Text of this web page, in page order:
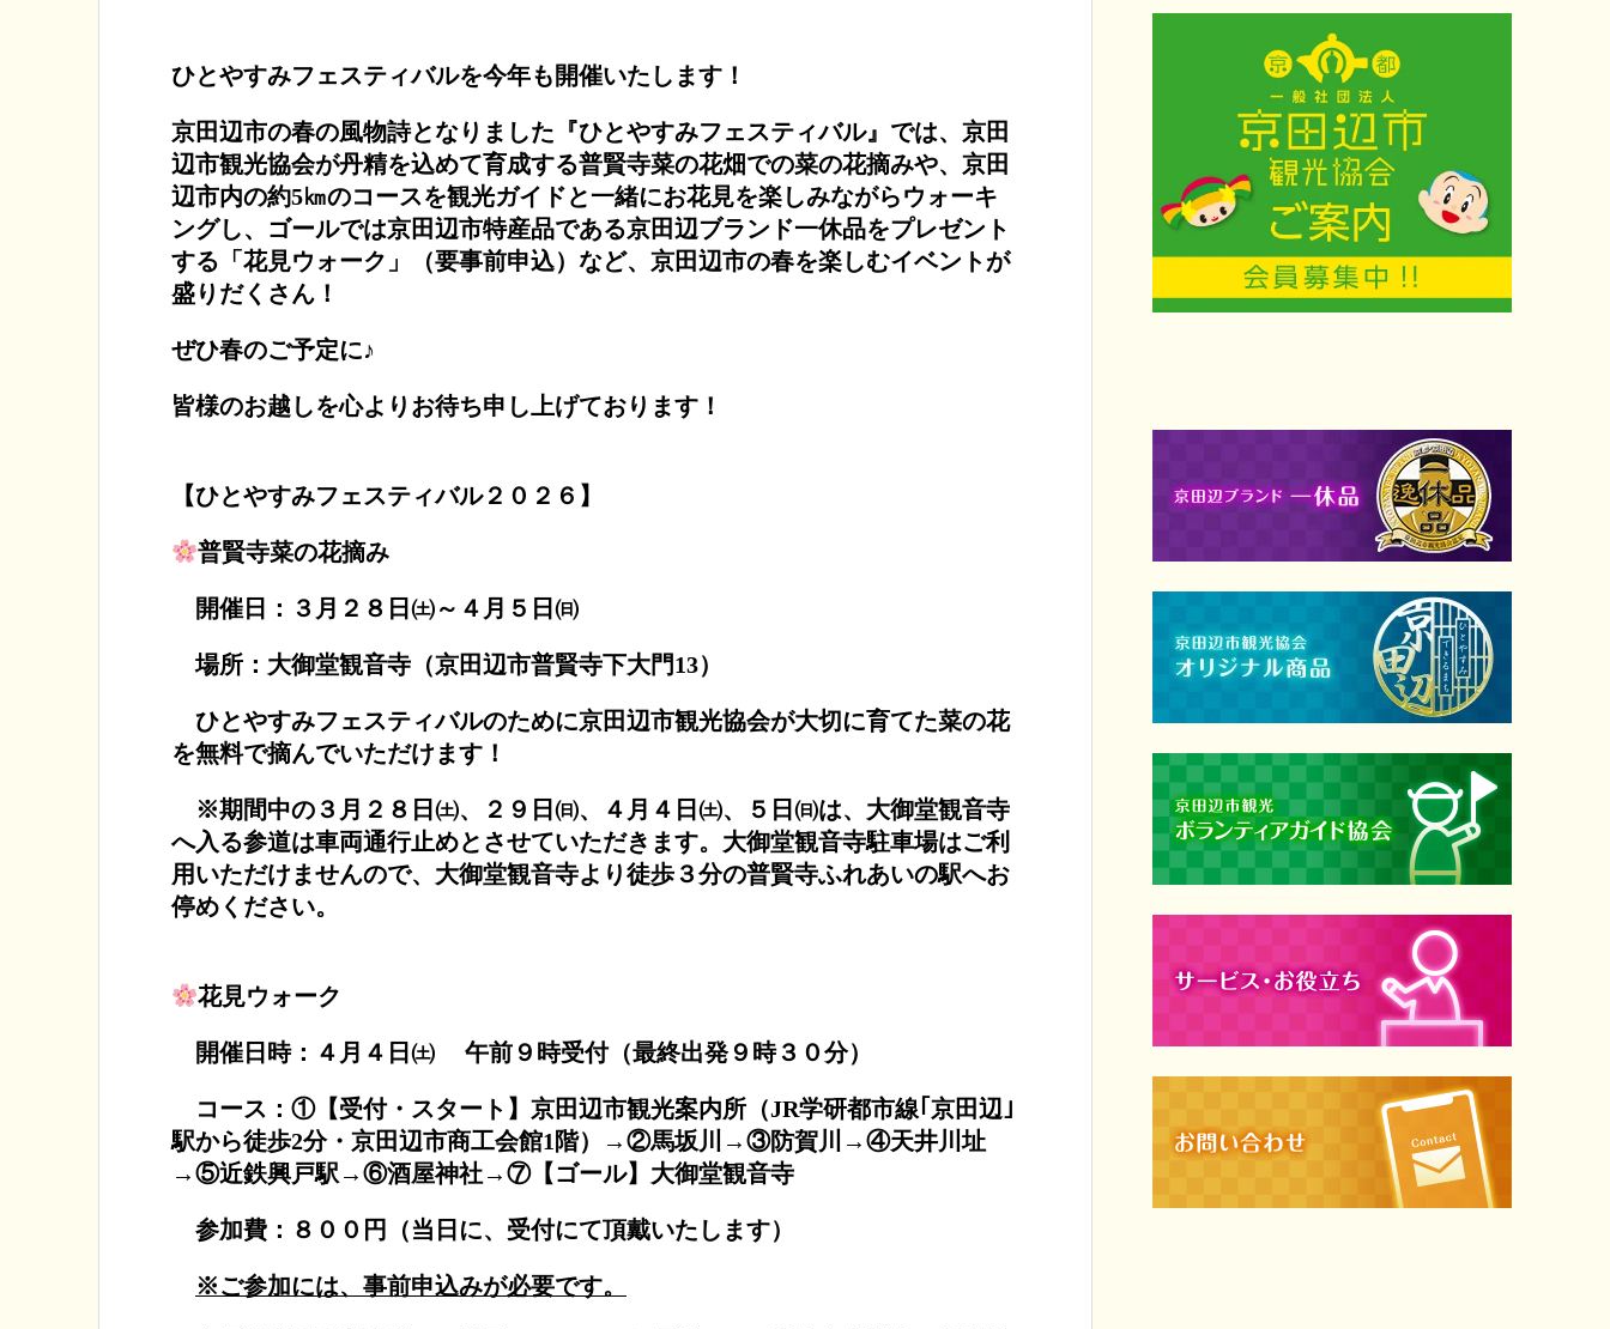
ひとやすみフェスティバルを今年も開催いたします！
京田辺市の春の風物詩となりました『ひとやすみフェスティバル』では、京田
辺市観光協会が丹精を込めて育成する普賢寺菜の花畑での菜の花摘みや、京田
辺市内の約5㎞のコースを観光ガイドと一緒にお花見を楽しみながらウォーキ
ングし、ゴールでは京田辺市特産品である京田辺ブランド一休品をプレゼント
する「花見ウォーク」（要事前申込）など、京田辺市の春を楽しむイベントが
盛りだくさん！
ぜひ春のご予定に♪
皆様のお越しを心よりお待ち申し上げております！
【ひとやすみフェスティバル２０２６】
普賢寺菜の花摘み
開催日：３月２８日㈯～４月５日㈰
場所：大御堂観音寺（京田辺市普賢寺下大門13）
ひとやすみフェスティバルのために京田辺市観光協会が大切に育てた菜の花
を無料で摘んでいただけます！
※期間中の３月２８日㈯、２９日㈰、４月４日㈯、５日㈰は、大御堂観音寺
へ入る参道は車両通行止めとさせていただきます。大御堂観音寺駐車場はご利
用いただけませんので、大御堂観音寺より徒歩３分の普賢寺ふれあいの駅へお
停めください。
花見ウォーク
開催日時：４月４日㈯ 午前９時受付（最終出発９時３０分）
コース：①【受付・スタート】京田辺市観光案内所（JR学研都市線｢京田辺｣
駅から徒歩2分・京田辺市商工会館1階）→②馬坂川→③防賀川→④天井川址
→⑤近鉄興戸駅→⑥酒屋神社→⑦【ゴール】大御堂観音寺
参加費：８００円（当日に、受付にて頂戴いたします）
※ご参加には、事前申込みが必要です。